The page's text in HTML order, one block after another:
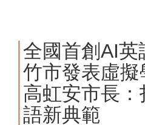
全國首創AI
竹市發表虛
高虹安市長
語新典範